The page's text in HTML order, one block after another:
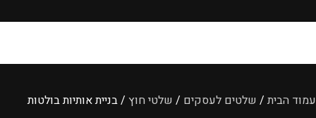
עמוד הבית / שלטים לעסקים / שלטי חוץ / בניית אותיות בולטות